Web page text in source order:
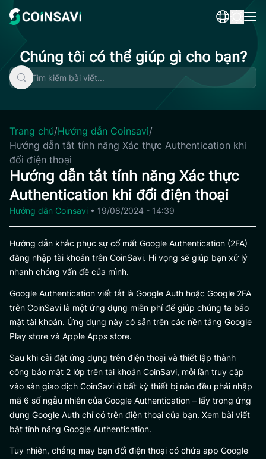
content
Chúng tôi có thể giúp gì cho bạn?
Trang chủ/Hướng dẫn Coinsavi/
Hướng dẫn tắt tính năng Xác thực Authentication khi
đổi điện thoại
Hướng dẫn tắt tính năng Xác thực
Authentication khi đổi điện thoại
Hướng dẫn Coinsavi • 19/08/2024 - 14:39
Hướng dẫn khắc phục sự cố mất Google Authentication (2FA)
đăng nhập tài khoản trên CoinSavi. Hi vọng sẽ giúp bạn xử lý
nhanh chóng vấn đề của mình.
Google Authentication viết tắt là Google Auth hoặc Google 2FA
trên CoinSavi là một ứng dụng miễn phí để giúp chúng ta bảo
mật tài khoản. Ứng dụng này có sẵn trên các nền tảng Google
Play store và Apple Apps store.
Sau khi cài đặt ứng dụng trên điện thoại và thiết lập thành
công bảo mật 2 lớp trên tài khoản CoinSavi, mỗi lần truy cập
vào sàn giao dịch CoinSavi ở bất kỳ thiết bị nào đều phải nhập
mã 6 số ngẫu nhiên của Google Authentication – lấy trong ứng
dụng Google Auth chỉ có trên điện thoại của bạn. Xem bài viết
bật tính năng Google Authentication.
Tuy nhiên, chẳng may bạn đổi điện thoại có chứa app Google